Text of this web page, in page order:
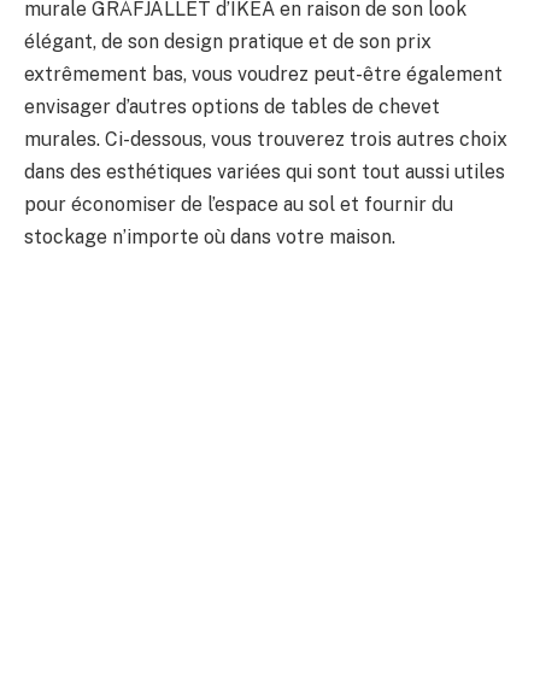
murale GRÅFJÄLLET d’IKEA en raison de son look
élégant, de son design pratique et de son prix
extrêmement bas, vous voudrez peut-être également
envisager d’autres options de tables de chevet
murales. Ci-dessous, vous trouverez trois autres choix
dans des esthétiques variées qui sont tout aussi utiles
pour économiser de l’espace au sol et fournir du
stockage n’importe où dans votre maison.